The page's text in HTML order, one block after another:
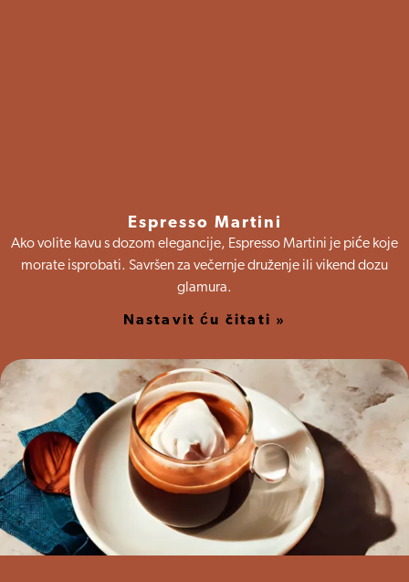
Espresso Martini
Ako volite kavu s dozom elegancije, Espresso Martini je piće koje
morate isprobati. Savršen za večernje druženje ili vikend dozu
glamura.
Nastavit ću čitati »